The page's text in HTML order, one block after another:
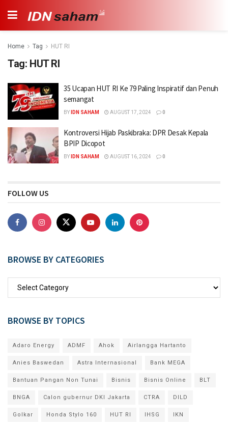
Home Tag HUT RI
Tag: HUT RI
35 Ucapan HUT RI Ke 79 Paling Inspiratif dan Penuh
semangat
BY IDN SAHAM AUGUST 17, 2024 0
Kontroversi Hijab Paskibraka: DPR Desak Kepala
BPIP Dicopot
BY IDN SAHAM AUGUST 16, 2024 0
FOLLOW US
BROWSE BY CATEGORIES
BROWSE BY TOPICS
Adaro Energy ADMF Ahok Airlangga Hartanto
Anies Baswedan Astra Internasional Bank MEGA
Bantuan Pangan Non Tunai Bisnis Bisnis Online BLT
BNGA Calon gubernur DKI Jakarta CTRA DILD
Golkar Honda Stylo 160 HUT RI IHSG IKN